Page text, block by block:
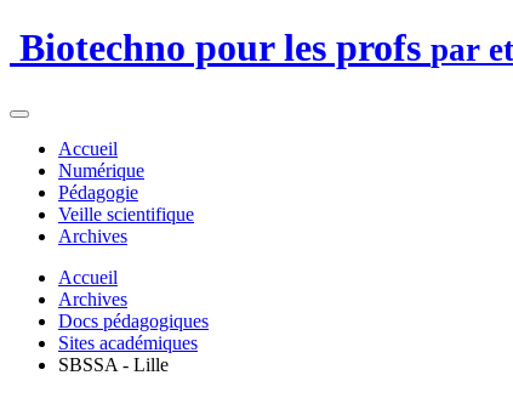
Biotechno pour les profs par
Accueil
Numérique
Pédagogie
Veille scientifique
Archives
Accueil
Archives
Docs pédagogiques
Sites académiques
SBSSA - Lille